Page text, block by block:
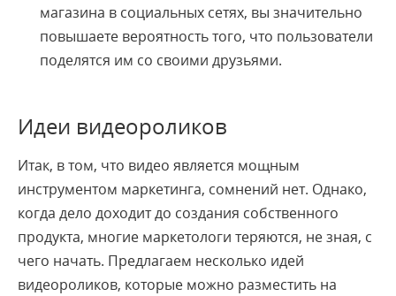
магазина в социальных сетях, вы значительно
повышаете вероятность того, что пользователи
поделятся им со своими друзьями.
Идеи видеороликов
Итак, в том, что видео является мощным
инструментом маркетинга, сомнений нет. Однако,
когда дело доходит до создания собственного
продукта, многие маркетологи теряются, не зная, с
чего начать. Предлагаем несколько идей
видеороликов, которые можно разместить на